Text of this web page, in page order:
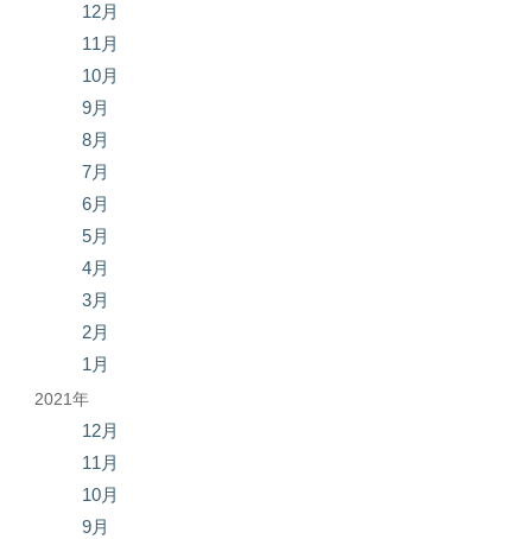
12月
11月
10月
9月
8月
7月
6月
5月
4月
3月
2月
1月
2021年
12月
11月
10月
9月